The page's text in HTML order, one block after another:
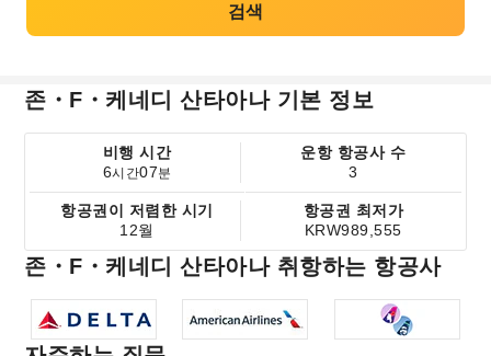
검색
존・F・케네디 산타아나 기본 정보
비행 시간
6시간07분
운항 항공사 수
3
항공권이 저렴한 시기
12월
항공권 최저가
KRW989,555
존・F・케네디 산타아나 취항하는 항공사